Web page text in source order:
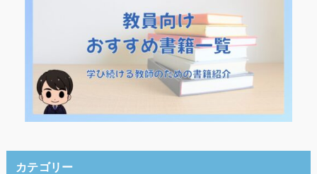
カテゴリー